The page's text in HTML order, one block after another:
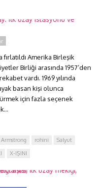
Amerika Birleşik
Birliği arasında 1957’den
vardı. 1969 yılında
basan kişi olunca
için fazla seçenek
Armstrong rohini
Salyut
X-IŞINI
ilk uzay mekiği, uzaya çıkan ilk